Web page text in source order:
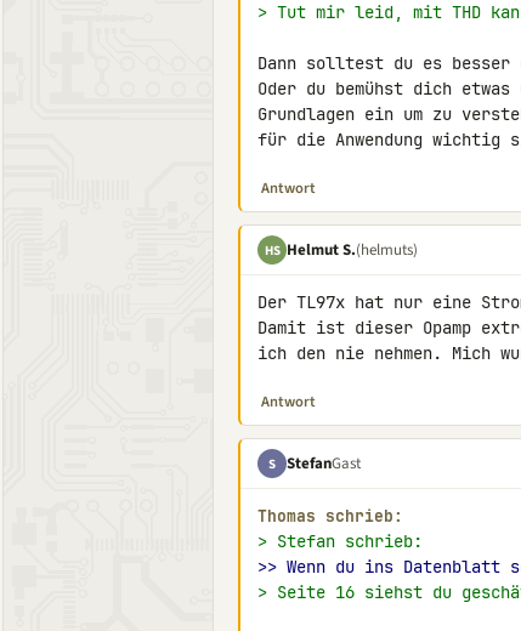
> Tut mir leid, mit THD
Dann solltest du es
Oder du bemühst dich
Grundlagen ein um zu
für die Anwendung wichtig
Antwort
HS Helmut S.(helmuts)
Der TL97x hat nur eine
Damit ist dieser Opamp
ich den nie nehmen. Mich
Antwort
S StefanGast
Thomas schrieb:
> Stefan schrieb:
>> Wenn du ins
> Seite 16 siehst du